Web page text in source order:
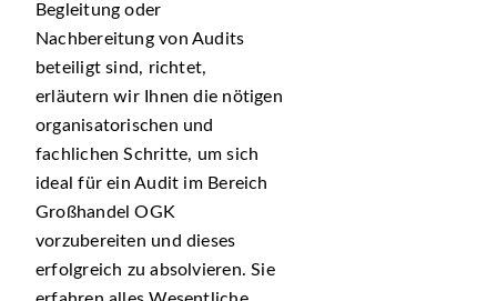
Begleitung oder
Nachbereitung von Audits
beteiligt sind, richtet,
erläutern wir Ihnen die nötigen
organisatorischen und
fachlichen Schritte, um sich
ideal für ein Audit im Bereich
Großhandel OGK
vorzubereiten und dieses
erfolgreich zu absolvieren. Sie